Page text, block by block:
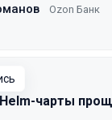
Ozon Банк
чарты